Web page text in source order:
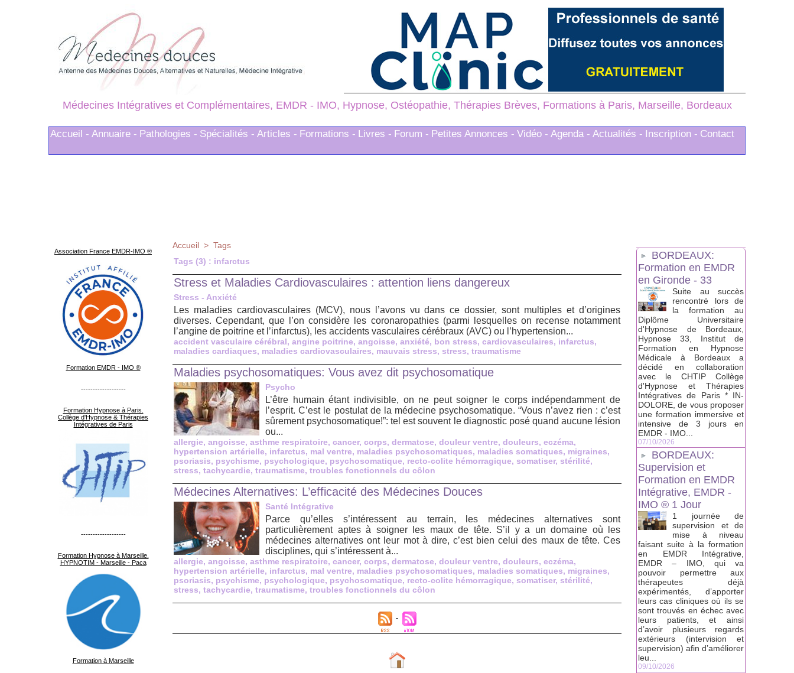
Médecines Intégratives et Complémentaires, EMDR - IMO, Hypnose, Ostéopathie, Thérapies Brèves, Formations à Paris, Marseille, Bordeaux
Accueil - Annuaire - Pathologies - Spécialités - Articles - Formations - Livres - Forum - Petites Annonces - Vidéo - Agenda - Actualités - Inscription - Contact
Association France EMDR-IMO ®
Formation EMDR - IMO ®
-------------------
Formation Hypnose à Paris.
Collège d'Hypnose & Thérapies
Intégratives de Paris
-------------------
Formation Hypnose à Marseille.
HYPNOTIM - Marseille - Paca
Formation à Marseille
Accueil > Tags
Tags (3) : infarctus
Stress et Maladies Cardiovasculaires : attention liens dangereux
Stress - Anxiété
Les maladies cardiovasculaires (MCV), nous l’avons vu dans ce dossier, sont multiples et d’origines
diverses. Cependant, que l’on considère les coronaropathies (parmi lesquelles on recense notamment
l’angine de poitrine et l’infarctus), les accidents vasculaires cérébraux (AVC) ou l’hypertension...
accident vasculaire cérébral, angine poitrine, angoisse, anxiété, bon stress, cardiovasculaires, infarctus,
maladies cardiaques, maladies cardiovasculaires, mauvais stress, stress, traumatisme
Maladies psychosomatiques: Vous avez dit psychosomatique
Psycho
L’être humain étant indivisible, on ne peut soigner le corps indépendamment de
l’esprit. C’est le postulat de la médecine psychosomatique. “Vous n’avez rien : c’est
sûrement psychosomatique!”: tel est souvent le diagnostic posé quand aucune lésion
ou...
allergie, angoisse, asthme respiratoire, cancer, corps, dermatose, douleur ventre, douleurs, eczéma,
hypertension artérielle, infarctus, mal ventre, maladies psychosomatiques, maladies somatiques, migraines,
psoriasis, psychisme, psychologique, psychosomatique, recto-colite hémorragique, somatiser, stérilité,
stress, tachycardie, traumatisme, troubles fonctionnels du côlon
Médecines Alternatives: L’efficacité des Médecines Douces
Santé Intégrative
Parce qu’elles s’intéressent au terrain, les médecines alternatives sont
particulièrement aptes à soigner les maux de tête. S’il y a un domaine où les
médecines alternatives ont leur mot à dire, c’est bien celui des maux de tête. Ces
disciplines, qui s’intéressent à...
allergie, angoisse, asthme respiratoire, cancer, corps, dermatose, douleur ventre, douleurs, eczéma,
hypertension artérielle, infarctus, mal ventre, maladies psychosomatiques, maladies somatiques, migraines,
psoriasis, psychisme, psychologique, psychosomatique, recto-colite hémorragique, somatiser, stérilité,
stress, tachycardie, traumatisme, troubles fonctionnels du côlon
BORDEAUX:
Formation en EMDR
en Gironde - 33
Suite au succès
rencontré lors de
la formation au
Diplôme Universitaire
d'Hypnose de Bordeaux,
Hypnose 33, Institut de
Formation en Hypnose
Médicale à Bordeaux a
décidé en collaboration
avec le CHTIP Collège
d'Hypnose et Thérapies
Intégratives de Paris * IN-
DOLORE, de vous proposer
une formation immersive et
intensive de 3 jours en
EMDR - IMO...
07/10/2026
BORDEAUX:
Supervision et
Formation en EMDR
Intégrative, EMDR -
IMO ® 1 Jour
1 journée de
supervision et de
mise à niveau
faisant suite à la formation
en EMDR Intégrative,
EMDR – IMO, qui va
pouvoir permettre aux
thérapeutes déjà
expérimentés, d’apporter
leurs cas cliniques où ils se
sont trouvés en échec avec
leurs patients, et ainsi
d’avoir plusieurs regards
extérieurs (intervision et
supervision) afin d’améliorer
leu...
09/10/2026